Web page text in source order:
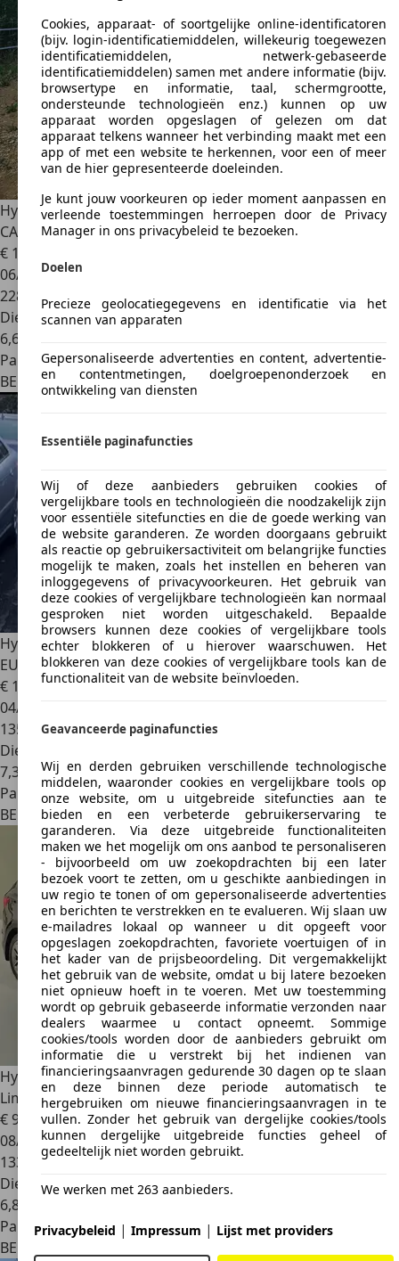
Hyundai SANTA FE2.0 CRDi 4WD Executive 7pl. MOTEUR
CASSÉ
€ 1.900
06/2011
228.122 km
Diesel
6,6 l/100 km (comb.)
Particulier
BE 1000Bruxelles
Hyundai SANTA FESanta Fe 2.2 CRDi 4WD Comfort 7pl.
EURO4
€ 1.490
04/2008
135.000 km
Diesel
7,3 l/100 km (comb.)
Particulier
BE 7380Quiévrain
Hyundai SANTA FEFé 2.2 CRDi 197 4WD Pack Premium
Limited
€ 9.000
08/2013
133.000 km
Diesel
6,8 l/100 km (comb.)
Particulier
BE 5000
Cookies, apparaat- of soortgelijke online-identificatoren
(bijv. login-identificatiemiddelen, willekeurig toegewezen
identificatiemiddelen, netwerk-gebaseerde
identificatiemiddelen) samen met andere informatie (bijv.
browsertype en informatie, taal, schermgrootte,
ondersteunde technologieën enz.) kunnen op uw
apparaat worden opgeslagen of gelezen om dat
apparaat telkens wanneer het verbinding maakt met een
app of met een website te herkennen, voor een of meer
van de hier gepresenteerde doeleinden.
Je kunt jouw voorkeuren op ieder moment aanpassen en
verleende toestemmingen herroepen door de Privacy
Manager in ons privacybeleid te bezoeken.
Doelen
Precieze geolocatiegegevens en identificatie via het
scannen van apparaten
Gepersonaliseerde advertenties en content, advertentie-
en contentmetingen, doelgroepenonderzoek en
ontwikkeling van diensten
Essentiële paginafuncties
Wij of deze aanbieders gebruiken cookies of
vergelijkbare tools en technologieën die noodzakelijk zijn
voor essentiële sitefuncties en die de goede werking van
de website garanderen. Ze worden doorgaans gebruikt
als reactie op gebruikersactiviteit om belangrijke functies
mogelijk te maken, zoals het instellen en beheren van
inloggegevens of privacyvoorkeuren. Het gebruik van
deze cookies of vergelijkbare technologieën kan normaal
gesproken niet worden uitgeschakeld. Bepaalde
browsers kunnen deze cookies of vergelijkbare tools
echter blokkeren of u hierover waarschuwen. Het
blokkeren van deze cookies of vergelijkbare tools kan de
functionaliteit van de website beïnvloeden.
Geavanceerde paginafuncties
Wij en derden gebruiken verschillende technologische
middelen, waaronder cookies en vergelijkbare tools op
onze website, om u uitgebreide sitefuncties aan te
bieden en een verbeterde gebruikerservaring te
garanderen. Via deze uitgebreide functionaliteiten
maken we het mogelijk om ons aanbod te personaliseren
- bijvoorbeeld om uw zoekopdrachten bij een later
bezoek voort te zetten, om u geschikte aanbiedingen in
uw regio te tonen of om gepersonaliseerde advertenties
en berichten te verstrekken en te evalueren. Wij slaan uw
e-mailadres lokaal op wanneer u dit opgeeft voor
opgeslagen zoekopdrachten, favoriete voertuigen of in
het kader van de prijsbeoordeling. Dit vergemakkelijkt
het gebruik van de website, omdat u bij latere bezoeken
niet opnieuw hoeft in te voeren. Met uw toestemming
wordt op gebruik gebaseerde informatie verzonden naar
dealers waarmee u contact opneemt. Sommige
cookies/tools worden door de aanbieders gebruikt om
informatie die u verstrekt bij het indienen van
financieringsaanvragen gedurende 30 dagen op te slaan
en deze binnen deze periode automatisch te
hergebruiken om nieuwe financieringsaanvragen in te
vullen. Zonder het gebruik van dergelijke cookies/tools
kunnen dergelijke uitgebreide functies geheel of
gedeeltelijk niet worden gebruikt.
We werken met 263 aanbieders.
Privacybeleid | Impressum | Lijst met providers